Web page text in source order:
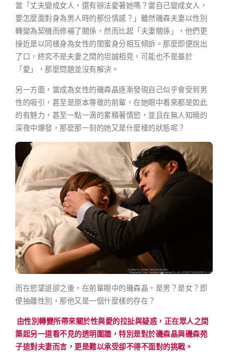
當「丈夫變成女人，還有辦法愛著她嗎？當自己變成女人，
要怎麼面對身為男人時的那份情感？」雖然磯森夫妻以性別
轉變為契機而修補了關係，然而比起「夫妻關係」，他們更
接近是以同樣身為女性的閨蜜身分相互傾訴。那麼即便說出
了口，終究不是夫妻之間的坦誠相見，可能也不是基於
「愛」，那麼問題並沒有解決。
另一方面，當成為女性的磯森晶逐漸發現自己似乎會受到男
性的吸引，甚至是原本尊敬的前輩，在她眼中看來都是如此
的有魅力，甚至一點一滴的累積著情慾，並且在無人知曉的
深夜中爆發，那麼那一刻的她又是什麼樣的狀態呢？
而在慾望退卻之後，在前輩眼中的磯森晶，是男？是女？即
便抽離性別，那他又是一個什麼樣的存在？
由性別轉變所帶來關於性與愛的拉扯與疑惑，正在眾人之間
築起另一道看不見的透明圍牆，特別是對於磯森晶與磯森苑
子這對夫妻而言，更是難以承受卻不得不面對的挑戰。